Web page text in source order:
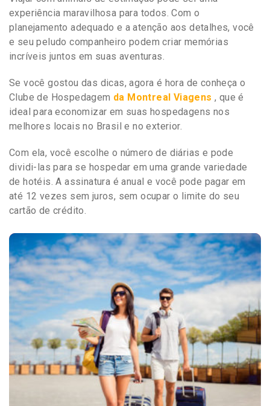
experiência maravilhosa para todos. Com o
planejamento adequado e a atenção aos detalhes, você
e seu peludo companheiro podem criar memórias
incríveis juntos em suas aventuras.
Se você gostou das dicas, agora é hora de conheça o
Clube de Hospedagem da Montreal Viagens , que é
ideal para economizar em suas hospedagens nos
melhores locais no Brasil e no exterior.
Com ela, você escolhe o número de diárias e pode
dividi-las para se hospedar em uma grande variedade
de hotéis. A assinatura é anual e você pode pagar em
até 12 vezes sem juros, sem ocupar o limite do seu
cartão de crédito.